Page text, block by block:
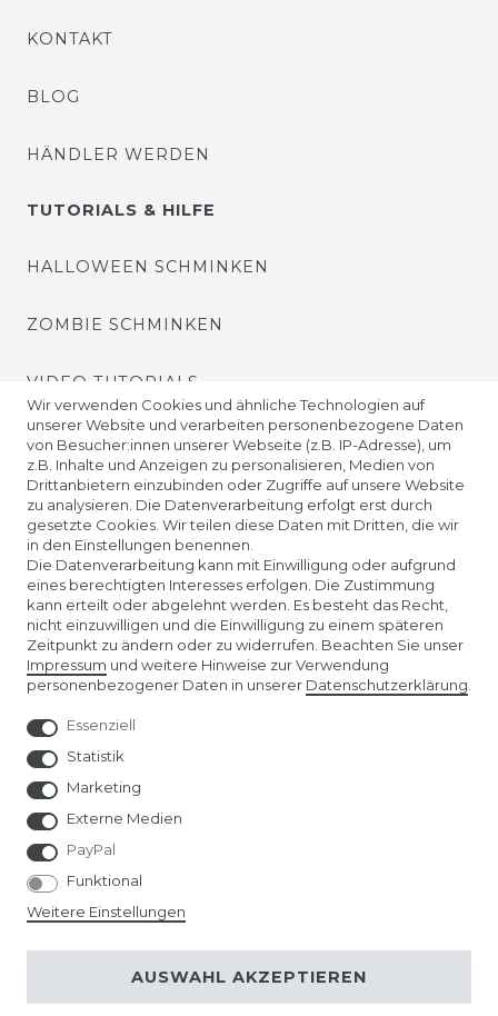
KONTAKT
BLOG
HÄNDLER WERDEN
TUTORIALS & HILFE
HALLOWEEN SCHMINKEN
ZOMBIE SCHMINKEN
VIDEO TUTORIALS
KONTAKTLINSEN EINSETZEN
UNTERNEHMEN
ÜBER UNS
AMAZON STORE
SPIELWARENMESSE NÜRNBERG
© Copyright 2026 | Alle Rechte vorbehalten.
Wir verwenden Cookies und ähnliche Technologien auf
unserer Website und verarbeiten personenbezogene Daten
von Besucher:innen unserer Webseite (z.B. IP-Adresse), um
z.B. Inhalte und Anzeigen zu personalisieren, Medien von
Drittanbietern einzubinden oder Zugriffe auf unsere Website
zu analysieren. Die Datenverarbeitung erfolgt erst durch
gesetzte Cookies. Wir teilen diese Daten mit Dritten, die wir
in den Einstellungen benennen.
Die Datenverarbeitung kann mit Einwilligung oder aufgrund
eines berechtigten Interesses erfolgen. Die Zustimmung
kann erteilt oder abgelehnt werden. Es besteht das Recht,
nicht einzuwilligen und die Einwilligung zu einem späteren
Zeitpunkt zu ändern oder zu widerrufen. Beachten Sie unser
Impressum und weitere Hinweise zur Verwendung
personenbezogener Daten in unserer Daten­schutz­erklärung
Essenziell
Statistik
Marketing
Externe Medien
PayPal
Funktional
Weitere Einstellungen
AUSWAHL AKZEPTIEREN